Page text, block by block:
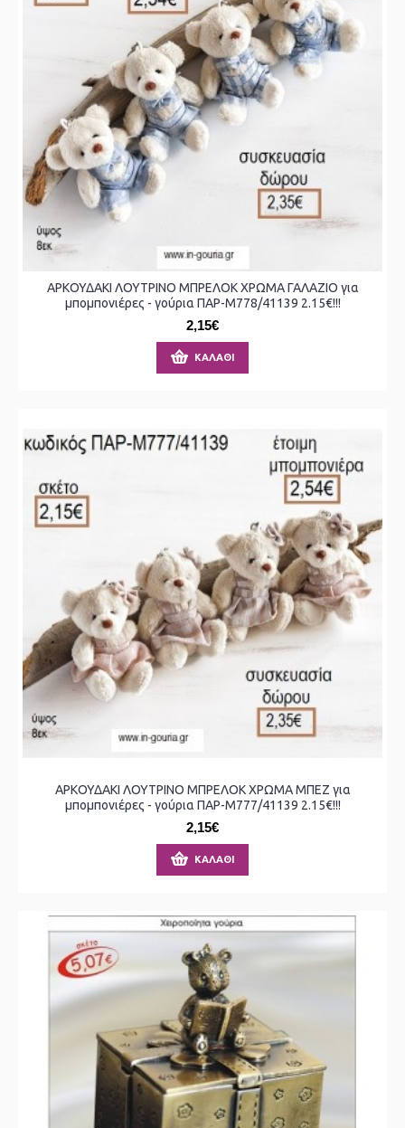
ΑΡΚΟΥΔΑΚΙ ΛΟΥΤΡΙΝΟ ΜΠΡΕΛΟΚ ΧΡΩΜΑ ΓΑΛΑΖΙΟ για
μπομπονιέρες - γούρια ΠΑΡ-Μ778/41139 2.15€!!!
2,15€
ΚΑΛΆΘΙ
ΑΡΚΟΥΔΑΚΙ ΛΟΥΤΡΙΝΟ ΜΠΡΕΛΟΚ ΧΡΩΜΑ ΜΠΕΖ για
μπομπονιέρες - γούρια ΠΑΡ-Μ777/41139 2.15€!!!
2,15€
ΚΑΛΆΘΙ